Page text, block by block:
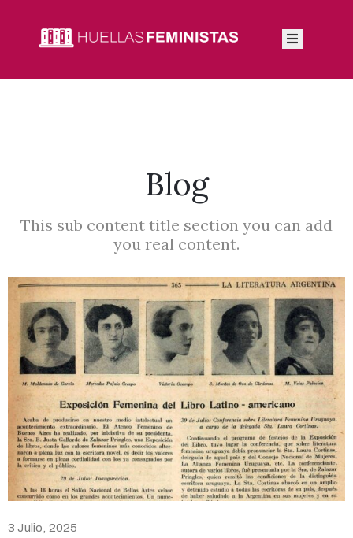
Inicio
Blog
Contacto
Blog
This sub content title section you can add
you real content.
3 Julio, 2025